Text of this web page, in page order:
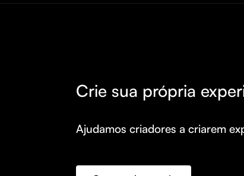
Crie sua própria
Ajudamos criadores a criarem